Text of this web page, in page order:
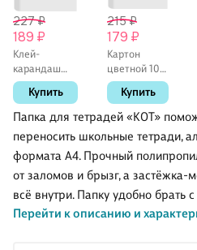
Папка для тетрадей «КОТ»
переносить школьные тетради,
формата А4. Прочный
от заломов и брызг, а
всё внутри. Папку удобно брать
ручке в пластиковой окантовке,
Перейти к описанию и
227 ₽
189 ₽
Клей-
карандаш
«Extra», Erich
Krause, 15 г
Купить
215 ₽
179 ₽
Картон
цветной 10
цветов 10
листов А4
мелованный,
в папке, Art
idea
Купить